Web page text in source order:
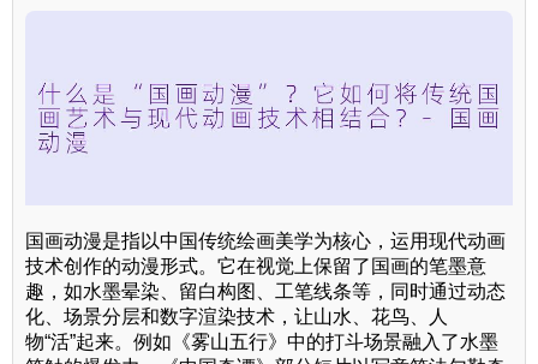
国画动漫是指以中国传统绘画美学为核心，运用现代动画
技术创作的动漫形式。它在视觉上保留了国画的笔墨意
趣，如水墨晕染、留白构图、工笔线条等，同时通过动态
化、场景分层和数字渲染技术，让山水、花鸟、人
物“活”起来。例如《雾山五行》中的打斗场景融入了水墨